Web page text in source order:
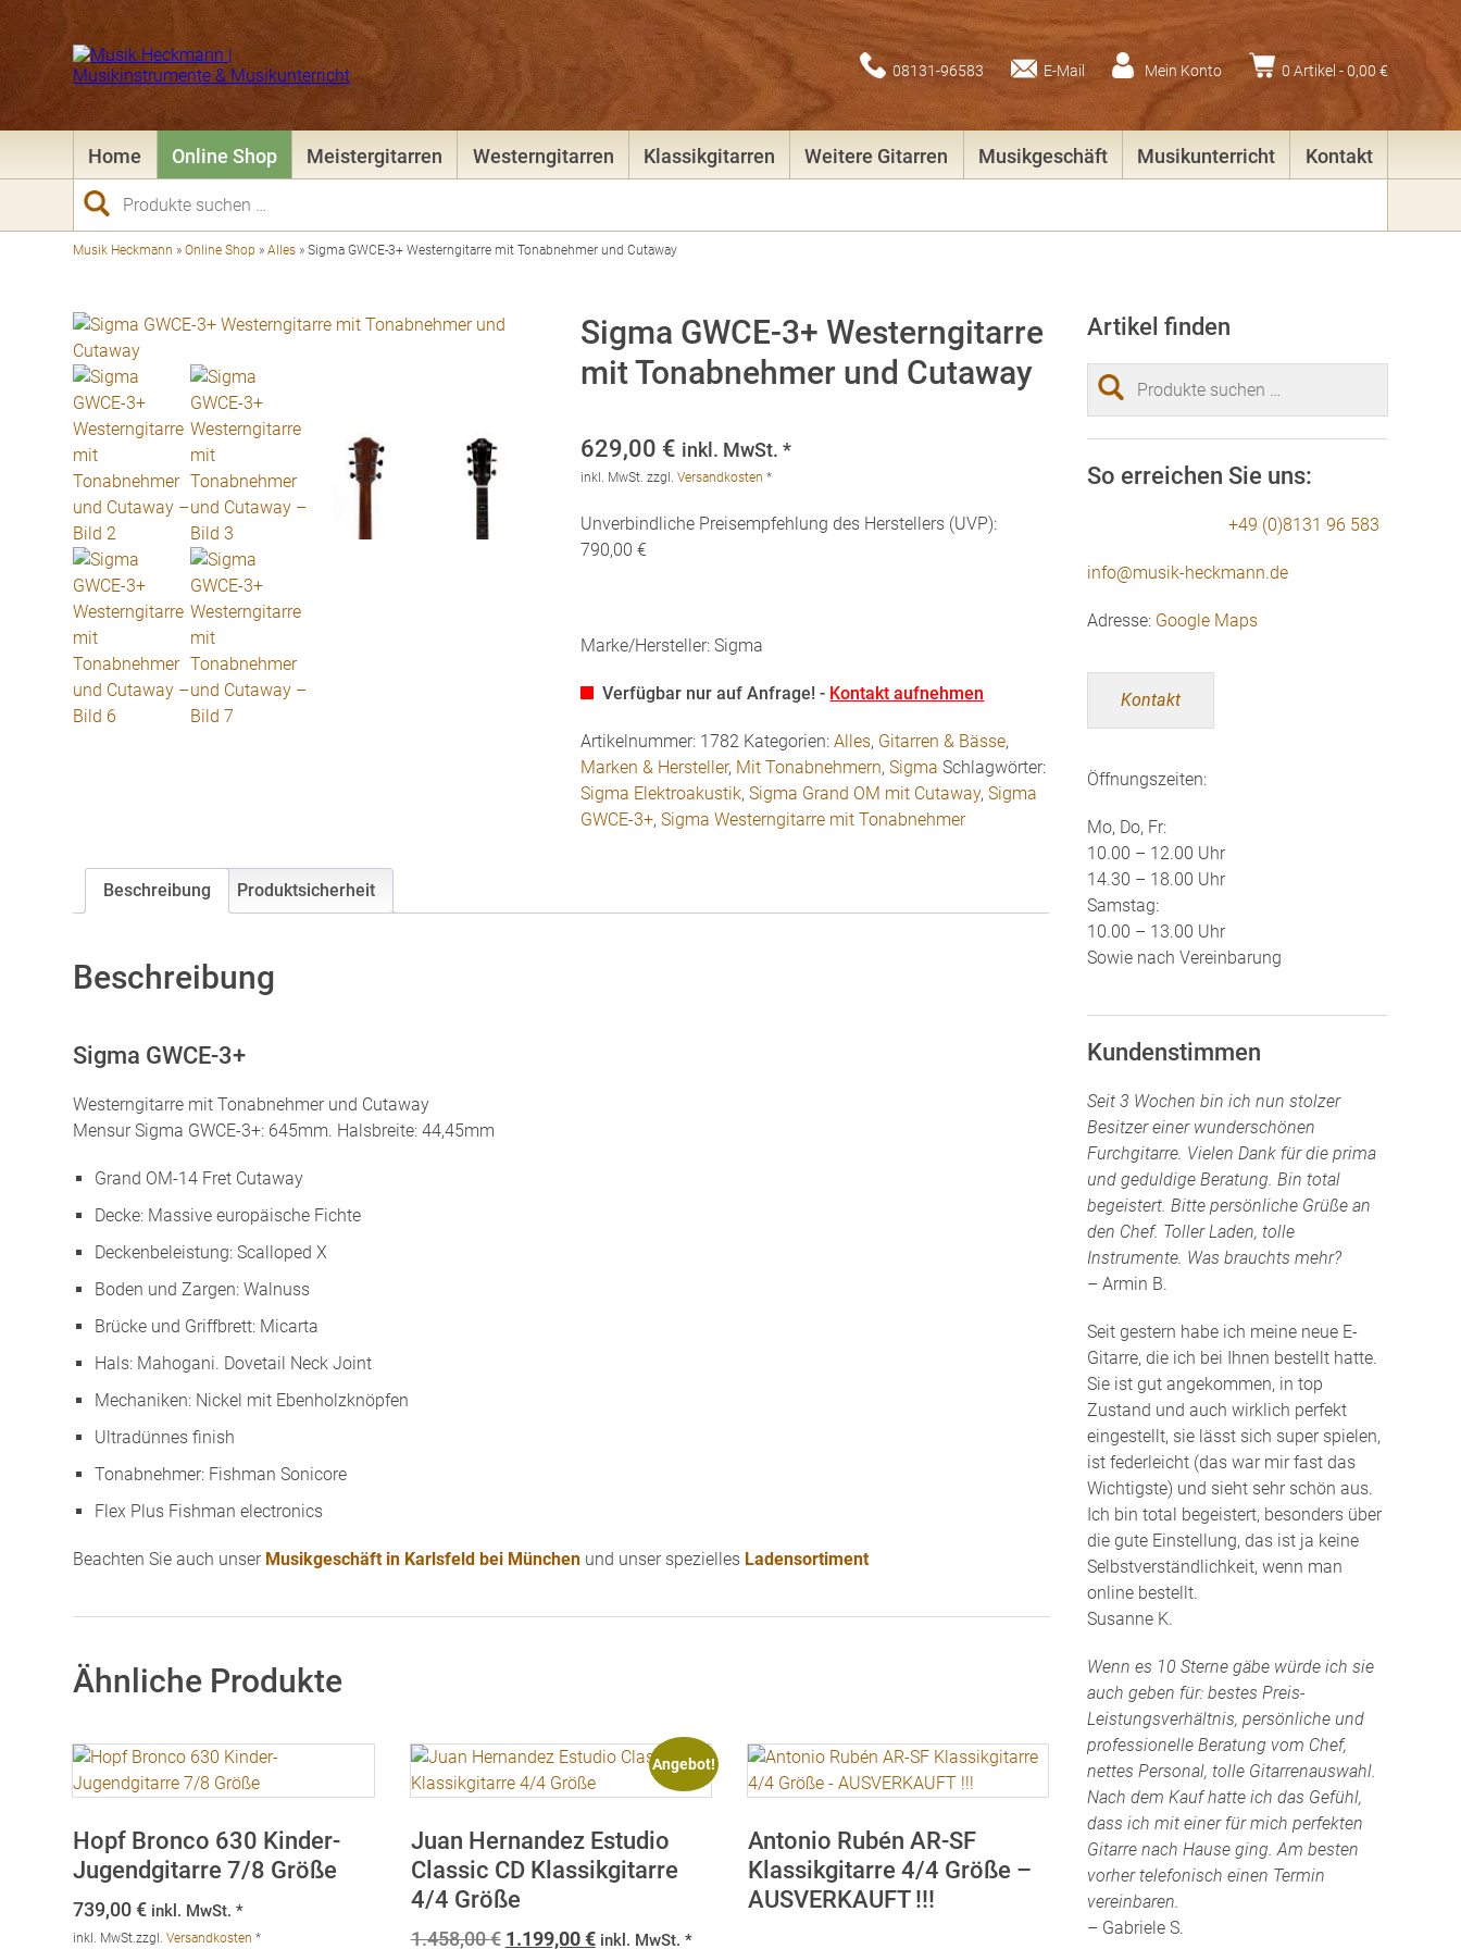
08131-96583 E-Mail Mein Konto 0 Artikel -0,00 €
Home Online Shop Meistergitarren Westerngitarren Klassikgitarren Weitere Gitarren Musikgeschäft Musikunterricht Kontakt
Suchen
nach:
Musik Heckmann »Online Shop »Alles »Sigma GWCE-3+ Westerngitarre mit Tonabnehmer und Cutaway
Sigma GWCE-3+ Westerngitarre
mit Tonabnehmer und Cutaway
629,00 € inkl. MwSt. *
inkl. MwSt. zzgl.Versandkosten *
Unverbindliche Preisempfehlung des Herstellers (UVP):
790,00 €
Marke/Hersteller: Sigma
Verfügbar nur auf Anfrage! - Kontakt aufnehmen
Artikelnummer: 1782 Kategorien:Alles, Gitarren & Bässe,
Marken & Hersteller, Mit Tonabnehmern,Sigma Schlagwörter:
Sigma Elektroakustik,Sigma Grand OM mit Cutaway,Sigma
GWCE-3+,Sigma Westerngitarre mit Tonabnehmer
Beschreibung Produktsicherheit
Beschreibung
Sigma GWCE-3+
Westerngitarre mit Tonabnehmer und Cutaway
Mensur Sigma GWCE-3+: 645mm. Halsbreite: 44,45mm
Grand OM-14 Fret Cutaway
Decke: Massive europäische Fichte
Deckenbeleistung: Scalloped X
Boden und Zargen: Walnuss
Brücke und Griffbrett: Micarta
Hals: Mahogani. Dovetail Neck Joint
Mechaniken: Nickel mit Ebenholzknöpfen
Ultradünnes finish
Tonabnehmer: Fishman Sonicore
Flex Plus Fishman electronics
Beachten Sie auch unser Musikgeschäft in Karlsfeld bei München und unser spezielles Ladensortiment
Ähnliche Produkte
Hopf Bronco 630 Kinder-
Jugendgitarre 7/8 Größe
739,00€ inkl. MwSt. *
inkl. MwSt.zzgl.Versandkosten *
Angebot!
Juan Hernandez Estudio
Classic CD Klassikgitarre
4/4 Größe
1.458,00€ Ursprünglicher
1.199,00€Aktueller
inkl. MwSt. *
Antonio Rubén AR-SF
Klassikgitarre 4/4 Größe –
AUSVERKAUFT !!!
Artikel finden
Suchen
nach:
So erreichen Sie uns:
+49 (0)8131 96 583
info@musik-heckmann.de
Adresse: Google Maps
Kontakt
Öffnungszeiten:
Mo, Do, Fr:
10.00 – 12.00 Uhr
14.30 – 18.00 Uhr
Samstag:
10.00 – 13.00 Uhr
Sowie nach Vereinbarung
Kundenstimmen
Seit 3 Wochen bin ich nun stolzer
Besitzer einer wunderschönen
Furchgitarre. Vielen Dank für die prima
und geduldige Beratung. Bin total
begeistert. Bitte persönliche Grüße an
den Chef. Toller Laden, tolle
Instrumente. Was brauchts mehr?
– Armin B.
Seit gestern habe ich meine neue E-
Gitarre, die ich bei Ihnen bestellt hatte.
Sie ist gut angekommen, in top
Zustand und auch wirklich perfekt
eingestellt, sie lässt sich super spielen,
ist federleicht (das war mir fast das
Wichtigste) und sieht sehr schön aus.
Ich bin total begeistert, besonders über
die gute Einstellung, das ist ja keine
Selbstverständlichkeit, wenn man
online bestellt.
Susanne K.
Wenn es 10 Sterne gäbe würde ich sie
auch geben für: bestes Preis-
Leistungsverhältnis, persönliche und
professionelle Beratung vom Chef,
nettes Personal, tolle Gitarrenauswahl.
Nach dem Kauf hatte ich das Gefühl,
dass ich mit einer für mich perfekten
Gitarre nach Hause ging. Am besten
vorher telefonisch einen Termin
vereinbaren.
– Gabriele S.